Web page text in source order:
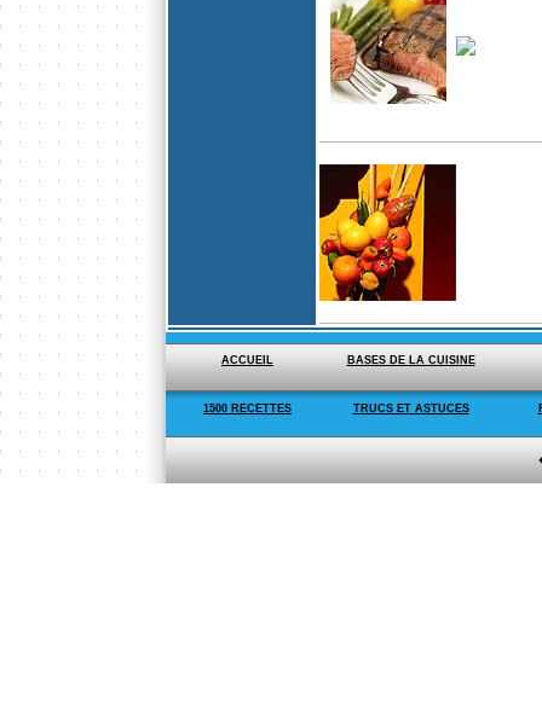
ACCUEIL BASES DE LA CUISINE
1500 RECETTES TRUCS ET ASTUCES